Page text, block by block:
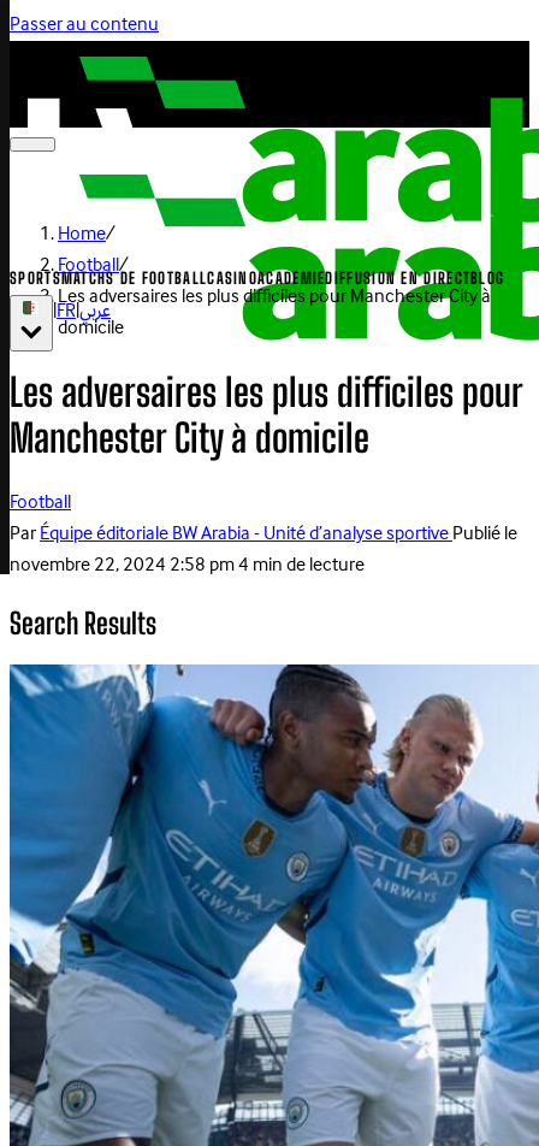
Passer au contenu
SPORTSMATCHS DE FOOTBALLCASINOACADEMIEDIFFUSION EN DIRECTBLOG
|FR|عربي
Home/
Football/
Les adversaires les plus difficiles pour Manchester City à
domicile
Les adversaires les plus difficiles pour
Manchester City à domicile
Football
ParÉquipe éditoriale BW Arabia - Unité d’analyse sportivePublié le
novembre 22, 2024 2:58 pm4 min de lecture
Search Results